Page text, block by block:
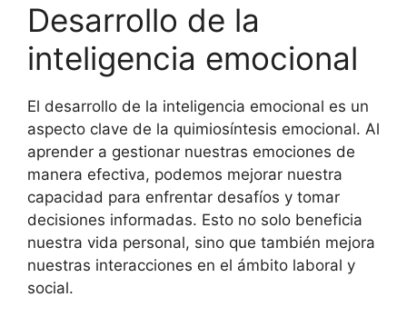
Desarrollo de la
inteligencia emocional
El desarrollo de la inteligencia emocional es un
aspecto clave de la quimiosíntesis emocional. Al
aprender a gestionar nuestras emociones de
manera efectiva, podemos mejorar nuestra
capacidad para enfrentar desafíos y tomar
decisiones informadas. Esto no solo beneficia
nuestra vida personal, sino que también mejora
nuestras interacciones en el ámbito laboral y
social.